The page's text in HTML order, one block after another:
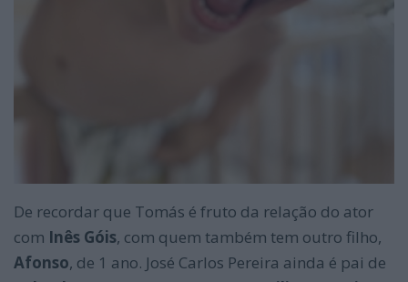
De recordar que Tomás é fruto da relação do ator
com Inês Góis, com quem também tem outro filho,
Afonso, de 1 ano. José Carlos Pereira ainda é pai de